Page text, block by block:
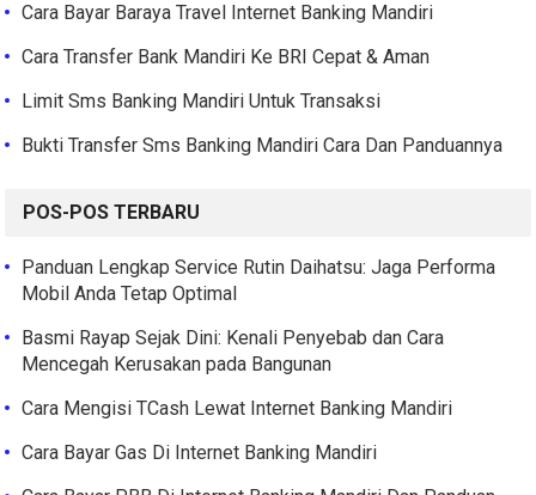
Cara Bayar Baraya Travel Internet Banking Mandiri
Cara Transfer Bank Mandiri Ke BRI Cepat & Aman
Limit Sms Banking Mandiri Untuk Transaksi
Bukti Transfer Sms Banking Mandiri Cara Dan Panduannya
POS-POS TERBARU
Panduan Lengkap Service Rutin Daihatsu: Jaga Performa
Mobil Anda Tetap Optimal
Basmi Rayap Sejak Dini: Kenali Penyebab dan Cara
Mencegah Kerusakan pada Bangunan
Cara Mengisi TCash Lewat Internet Banking Mandiri
Cara Bayar Gas Di Internet Banking Mandiri